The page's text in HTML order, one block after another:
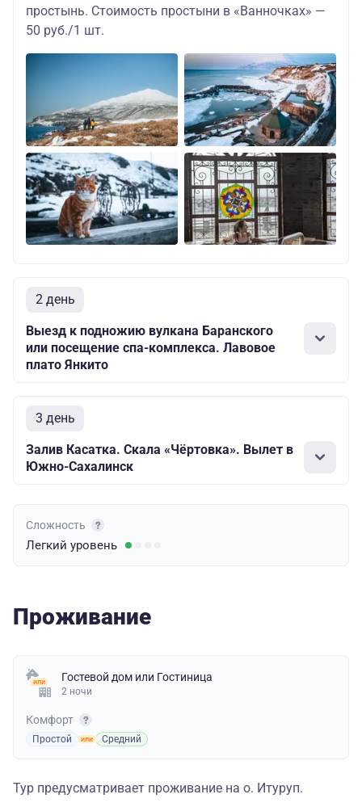
простынь. Стоимость простыни в «Ванночках» —
50 руб./1 шт.
2 день
Выезд к подножию вулкана Баранского
или посещение спа-комплекса. Лавовое
плато Янкито
3 день
Залив Касатка. Скала «Чёртовка». Вылет в
Южно-Сахалинск
Сложность
Легкий уровень
Проживание
Гостевой дом или Гостиница
2 ночи
Комфорт
Простой Средний
Тур предусматривает проживание на о. Итуруп.